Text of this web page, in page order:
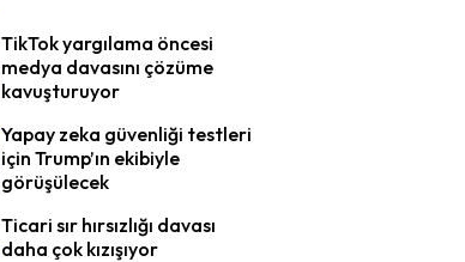
TikTok yargılama öncesi
medya davasını çözüme
kavuşturuyor
Yapay zeka güvenliği testleri
için Trump’ın ekibiyle
görüşülecek
Ticari sır hırsızlığı davası
daha çok kızışıyor